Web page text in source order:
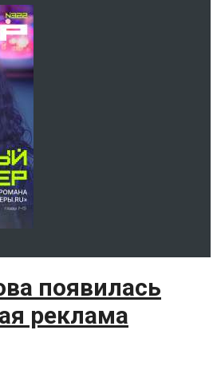
появилась
реклама